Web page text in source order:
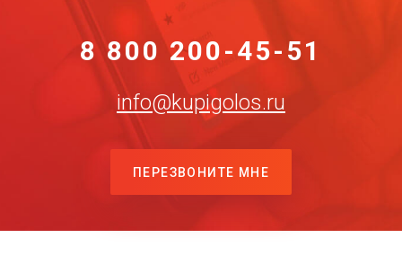
8 800 200-45-51
info@kupigolos.ru
ПЕРЕЗВОНИТЕ МНЕ